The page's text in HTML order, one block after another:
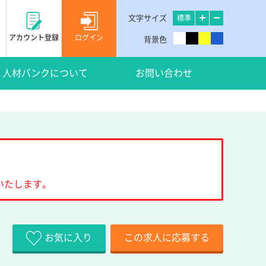
アカウント登録 ログイン
文字サイズ 標準
背景色
人材バンクについて お問い合わせ
します。
お気に入り この求人に応募する